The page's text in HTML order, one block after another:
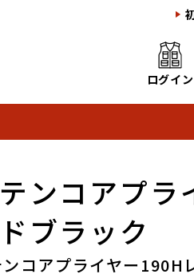
ログイン
ンコアプラ
ブラック
コアプライヤー190H